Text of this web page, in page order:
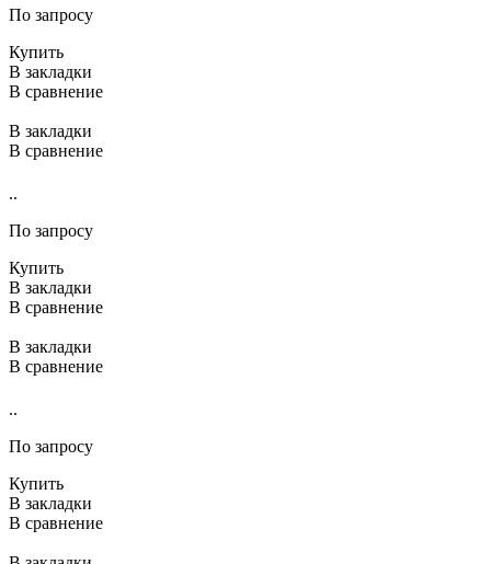
По запросу
Купить
В закладки
В сравнение
В закладки
В сравнение
..
По запросу
Купить
В закладки
В сравнение
В закладки
В сравнение
..
По запросу
Купить
В закладки
В сравнение